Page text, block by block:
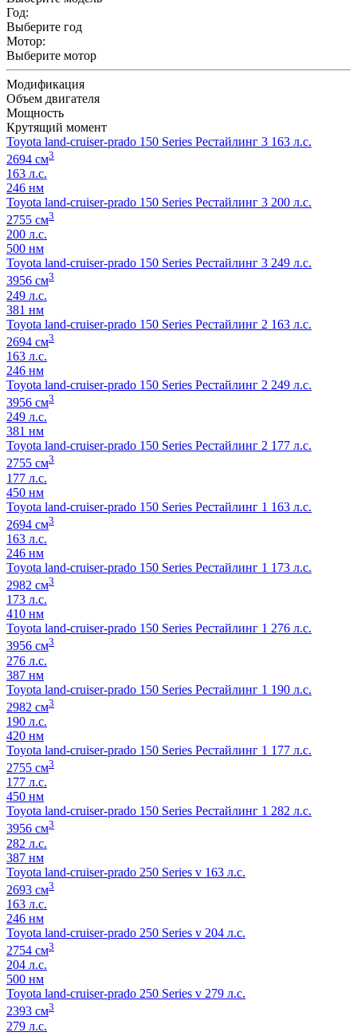
Год:
Выберите год
Мотор:
Выберите мотор
Модификация
Объем двигателя
Мощность
Крутящий момент
Toyota land-cruiser-prado 150 Series Рестайлинг 3 163 л.с.
2694 см3
163 л.с.
246 нм
Toyota land-cruiser-prado 150 Series Рестайлинг 3 200 л.с.
2755 см3
200 л.с.
500 нм
Toyota land-cruiser-prado 150 Series Рестайлинг 3 249 л.с.
3956 см3
249 л.с.
381 нм
Toyota land-cruiser-prado 150 Series Рестайлинг 2 163 л.с.
2694 см3
163 л.с.
246 нм
Toyota land-cruiser-prado 150 Series Рестайлинг 2 249 л.с.
3956 см3
249 л.с.
381 нм
Toyota land-cruiser-prado 150 Series Рестайлинг 2 177 л.с.
2755 см3
177 л.с.
450 нм
Toyota land-cruiser-prado 150 Series Рестайлинг 1 163 л.с.
2694 см3
163 л.с.
246 нм
Toyota land-cruiser-prado 150 Series Рестайлинг 1 173 л.с.
2982 см3
173 л.с.
410 нм
Toyota land-cruiser-prado 150 Series Рестайлинг 1 276 л.с.
3956 см3
276 л.с.
387 нм
Toyota land-cruiser-prado 150 Series Рестайлинг 1 190 л.с.
2982 см3
190 л.с.
420 нм
Toyota land-cruiser-prado 150 Series Рестайлинг 1 177 л.с.
2755 см3
177 л.с.
450 нм
Toyota land-cruiser-prado 150 Series Рестайлинг 1 282 л.с.
3956 см3
282 л.с.
387 нм
Toyota land-cruiser-prado 250 Series v 163 л.с.
2693 см3
163 л.с.
246 нм
Toyota land-cruiser-prado 250 Series v 204 л.с.
2754 см3
204 л.с.
500 нм
Toyota land-cruiser-prado 250 Series v 279 л.с.
2393 см3
279 л.с.